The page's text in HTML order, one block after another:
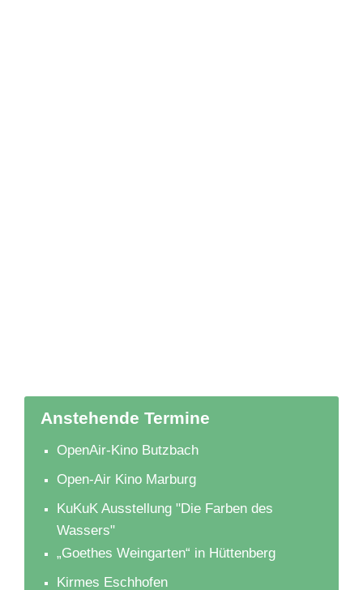
Anstehende Termine
OpenAir-Kino Butzbach
Open-Air Kino Marburg
KuKuK Ausstellung "Die Farben des
Wassers"
„Goethes Weingarten“ in Hüttenberg
Kirmes Eschhofen